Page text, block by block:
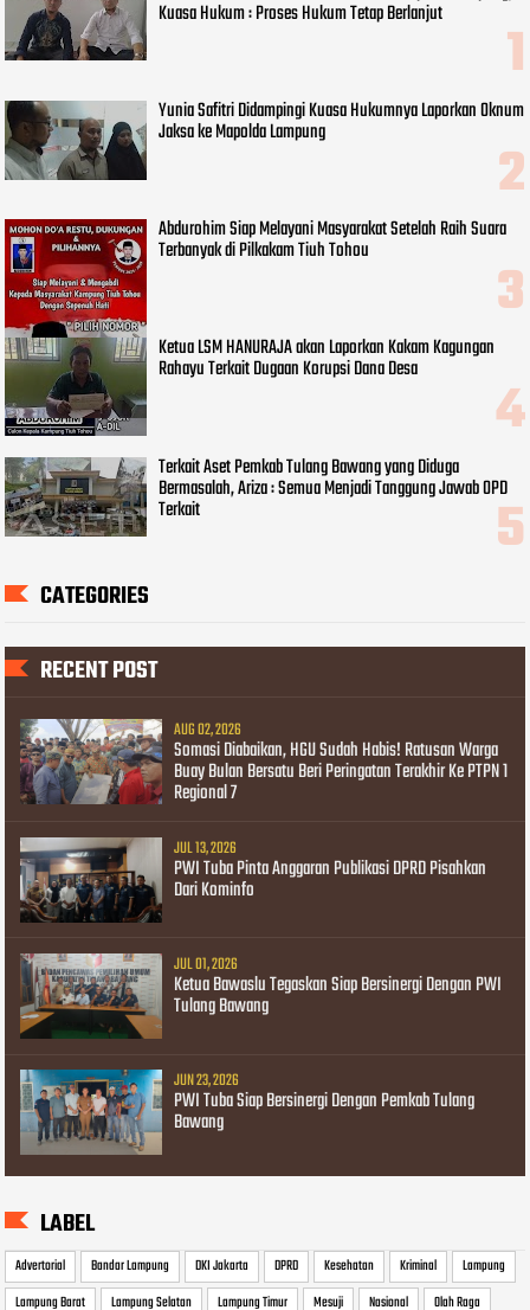
Kuasa Hukum : Proses Hukum Tetap Berlanjut
Yunia Safitri Didampingi Kuasa Hukumnya Laporkan Oknum
Jaksa ke Mapolda Lampung
Abdurohim Siap Melayani Masyarakat Setelah Raih Suara
Terbanyak di Pilkakam Tiuh Tohou
Ketua LSM HANURAJA akan Laporkan Kakam Kagungan
Rahayu Terkait Dugaan Korupsi Dana Desa
Terkait Aset Pemkab Tulang Bawang yang Diduga
Bermasalah, Ariza : Semua Menjadi Tanggung Jawab OPD
Terkait
CATEGORIES
RECENT POST
AUG 02, 2026
Somasi Diabaikan, HGU Sudah Habis! Ratusan Warga
Buay Bulan Bersatu Beri Peringatan Terakhir Ke PTPN 1
Regional 7
JUL 13, 2026
PWI Tuba Pinta Anggaran Publikasi DPRD Pisahkan
Dari Kominfo
JUL 01, 2026
Ketua Bawaslu Tegaskan Siap Bersinergi Dengan PWI
Tulang Bawang
JUN 23, 2026
PWI Tuba Siap Bersinergi Dengan Pemkab Tulang
Bawang
LABEL
Advertorial Bandar Lampung DKI Jakarta DPRD Kesehatan Kriminal
Lampung
Lampung Barat
Lampung Selatan Lampung Timur Mesuji Nasional Olah Raga